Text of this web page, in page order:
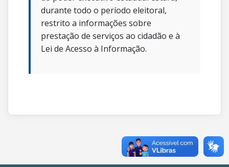
durante todo o período eleitoral,
restrito a informações sobre
prestação de serviços ao cidadão e à
Lei de Acesso à Informação.